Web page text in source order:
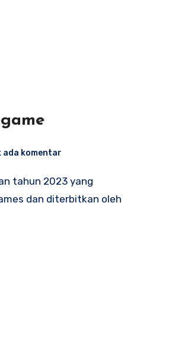
ada komentar
dan diterbitkan oleh